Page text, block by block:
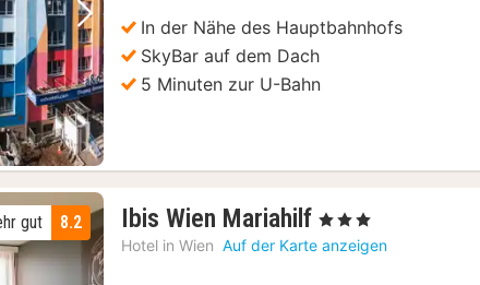
Nächstes Bild
In der Nähe des Hauptbahnhofs
SkyBar auf dem Dach
5 Minuten zur U-Bahn
8.2
gut Ibis Wien Mariahilf 2
Nächte
, 3 Sterne
Hotel in Wien Auf der Karte anzeigen